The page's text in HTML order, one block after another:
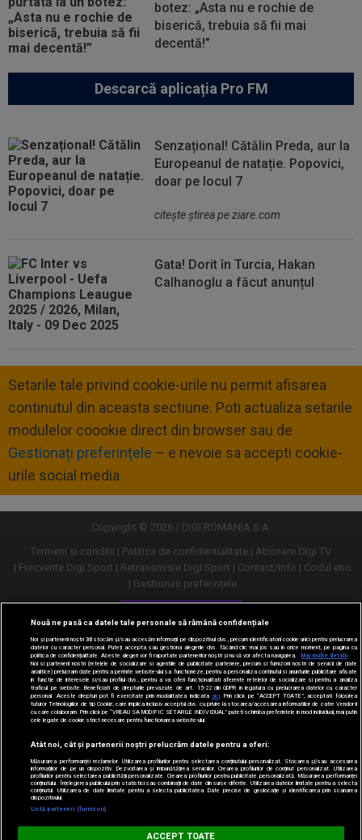
Digi Sport
botez: „Asta nu e rochie de
biserică, trebuia să fii mai
decentă!”
Descarcă aplicația Pro FM
Senzațional! Cătălin Preda, aur la
Europeanul de natație. Popovici,
doar pe locul 7
citeşte ştirea pe ziare.com
Gata! Dorit în Turcia, Hakan
Calhanoglu a făcut anunțul
Setarile tale privind cookie-urile nu permit afisarea
continutul din aceasta sectiune. Poti actualiza setarile
modulelor coookie direct din browser sau de
Gestionați preferințele – e nevoie sa accepti cookie-
urile social media
Copyright © 2026 / DIGI ROMANIA S.A.
Termeni si conditii
Politica de confidentialitate
Abonare Digi TV
Frecvente Digi Sport
Retransmisie Digi Sport Contact/Info
Codul etic
Gestionați preferințele
Versiune desktop
Nouă ne pasă ca datele tale personale să rămână confidențiale
Noi și partenerii noștri30stocăm și/sau accesăm informații pe dispozitivul dvs., precum identificatorii cookie unici pentru prelucrarea
datelor cu caracter personal. Puteți accepta sau gestiona alegerile dvs. făcând clic mai jos sau în orice moment, pe pagina cu
politica de confidențialitate. Aceste alegeri vor fi raportate partenerilor noștri și nu vă vor afecta navigarea.
Mai multe detalii
Noi si partenerii nostri (retelele de socializare si agentiile de publicitate partenere, precum si furnizorii nostri de servicii de date
analitice) prelucram date pentru a permite website-ului sa functioneze, pentru a personaliza continutul si anunturile publicitare afisate
in functie de interesele si/sau profilul dvs., pentru a va oferi functionalitati aferente retelelor de socializare si pentru a analiza
traficul pe website. Beneficiati de drepturile prevazute de art. 15-22 din GDPR in legatura cu prelucrarea datelor cu caracter
personal. Aceste drepturi pot fi exercitate prin modalitatea indicata aici. Prin click pe “ACCEPT TOATE”, acceptati folosirea
tuturor Tehnologiilor de tip Cookie, care implica inclusiv acceptul dvs. cu privire la stocarea/accesarea informatiilor de catre Vendor-ii
cu care colaboram. Prin click pe “VREAU SA MODIFIC SETARILE INDIVIDUAL” puteti schimba preferintele in mod individual, mai putin
cele legate de cookie strict necesare pentru functionarea website-ului.
Atât noi, cât și partenerii noștri prelucrăm datele pentru a oferi:
Măsurarea performanței reclamelor. Utilizarea profilurilor pentru selectarea conținutului personalizat. Stocarea și/sau accesarea
informațiilor de pe un dispozitiv. Dezvoltarea și îmbunătățirea serviciilor. Crearea profilurilor de conținut personalizat. Utilizarea
profilurilor pentru selectarea publicității personalizate. Crearea profilurilor pentru publicitate personalizată. Măsurarea performanței
conținutului. Înțelegerea publicului prin statistici sau combinații de date din surse diferite. Utilizarea datelor limitate pentru a selecta
conținutul. Utilizarea de date limitate pentru a selecta publicitatea. Date precise de geolocație și identificarea prin scanarea
dispozitivului.
Listă parteneri (furnizori)
ACCEPT TOATE